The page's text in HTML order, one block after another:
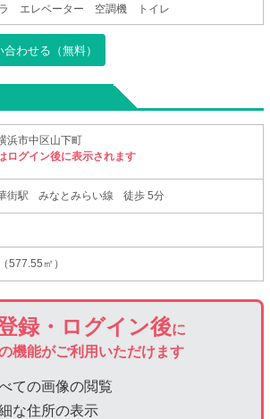
エレベーター 空調機 トイレ
わせる（無料）
浜市中区山下町
ログイン後に表示されます
街駅 みなとみらい線 徒歩 5分
577.55㎡）
録・ログイン後に
機能がご利用いただけます
べての画像の閲覧
細な住所の表示